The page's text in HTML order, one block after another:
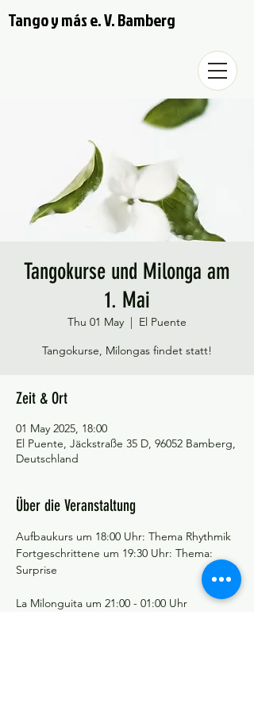
Tango y más e. V. Bamberg
Tangokurse und Milonga am
1. Mai
Thu 01 May
  |
El Puente
Tangokurse, Milongas findet statt!
Zeit & Ort
01 May 2025, 18:00
El Puente, Jäckstraße 35 D, 96052 Bamberg,
Deutschland
Über die Veranstaltung
Aufbaukurs um 18:00 Uhr: Thema Rhythmik
Fortgeschrittene um 19:30 Uhr: Thema:
Surprise
La Milonguita um 21:00 - 01:00 Uhr